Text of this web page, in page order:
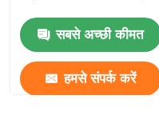
सबसे अच्छी कीमत
हमसे संपर्क करें